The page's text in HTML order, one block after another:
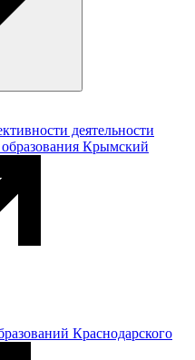
деятельности
Крымский
Краснодарского